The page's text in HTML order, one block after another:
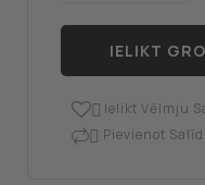
IELIKT
 Ielikt Vēlmju
 Pievienot